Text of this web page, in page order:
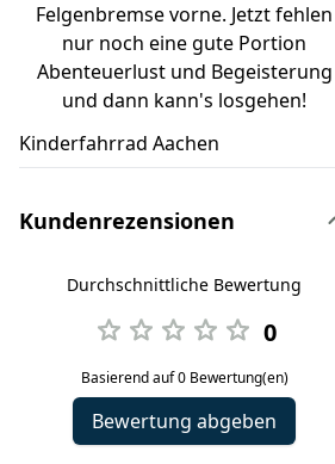
Felgenbremse vorne. Jetzt fehlen
nur noch eine gute Portion
Abenteuerlust und Begeisterung
und dann kann's losgehen!
Kinderfahrrad Aachen
Kundenrezensionen
Durchschnittliche Bewertung
0
Basierend auf 0 Bewertung(en)
Bewertung abgeben